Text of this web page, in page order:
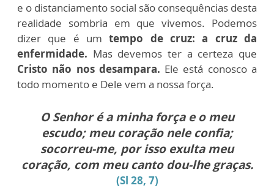
e o distanciamento social são consequências desta
realidade sombria em que vivemos. Podemos
dizer que é umtempo de cruz: a cruz da
enfermidade. Mas devemos ter a certeza que
Cristo não nos desampara. Ele está conosco a
todo momento e Dele vem a nossa força.
O Senhor é a minha força e o meu
escudo;meu coração nele confia;
socorreu-me, por isso exulta meu
coração, com meu canto dou-lhe graças.
(Sl 28, 7)